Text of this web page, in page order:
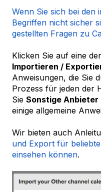
Wenn Sie sich bei den
Begriffen nicht sicher
gestellten Fragen zu
Klicken Sie auf eine
Importieren /
Anweisungen, die Sie
Prozess für jeden der
Sie Sonstige Anbieter
einige allgemeine
Wir bieten auch
und Export für
einsehen können.